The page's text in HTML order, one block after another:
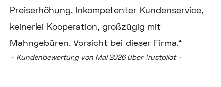
Preiserhöhung. Inkompetenter Kundenservice,
keinerlei Kooperation, großzügig mit
Mahngebüren. Vorsicht bei dieser Firma.“
– Kundenbewertung von Mai 2026 über Trustpilot –